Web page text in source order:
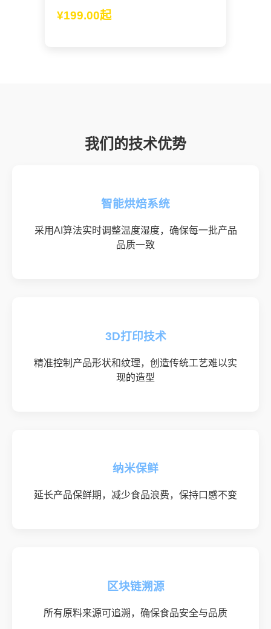
¥199.00起
我们的技术优势
智能烘焙系统
采用AI算法实时调整温度湿度，确保每一批产品
品质一致
3D打印技术
精准控制产品形状和纹理，创造传统工艺难以实
现的造型
纳米保鲜
延长产品保鲜期，减少食品浪费，保持口感不变
区块链溯源
所有原料来源可追溯，确保食品安全与品质